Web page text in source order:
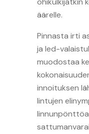
äärelle.
Pinnasta irti
ja led-
muodostaa
innoituksen
lintujen